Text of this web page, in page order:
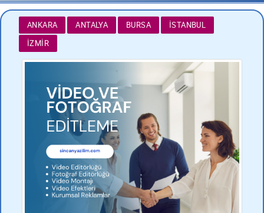
ANKARA ANTALYA BURSA
İSTANBUL
İZMIR